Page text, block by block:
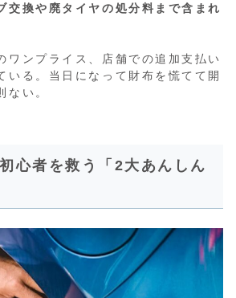
交換や廃タイヤの処分料まで含まれ
ワンプライス、店舗での追加支払い
いる。当日になって財布を慌てて開
ない。
者を救う「2大あんしん